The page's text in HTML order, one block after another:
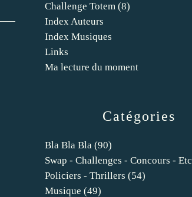
Catégories
Bla Bla Bla (90)
Swap - Challenges - Concours - Etc
Policiers - Thrillers (54)
Musique (49)
Challenge Totem (8)
Index Auteurs
Index Musiques
Links
Ma lecture du moment